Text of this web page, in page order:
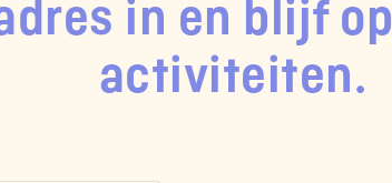
in en blijf
activiteiten.